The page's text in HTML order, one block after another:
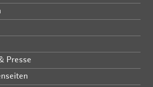
Presse